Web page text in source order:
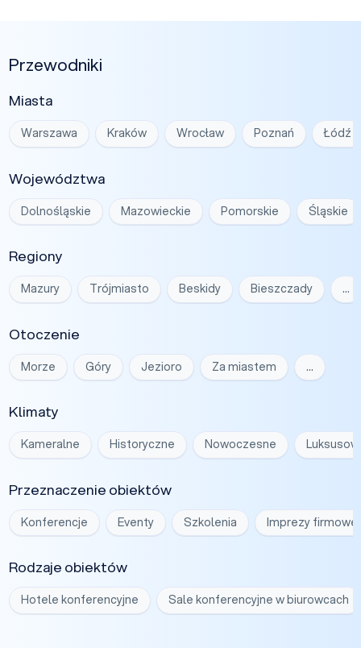
Przewodniki
Miasta
Warszawa Kraków Wrocław Poznań Łódź
Województwa
Dolnośląskie Mazowieckie Pomorskie Śląskie
Regiony
Mazury Trójmiasto Beskidy Bieszczady …
Otoczenie
Morze Góry Jezioro Za miastem …
Klimaty
Kameralne Historyczne Nowoczesne
Przeznaczenie obiektów
Konferencje Eventy Szkolenia Imprezy firmowe
Rodzaje obiektów
Hotele konferencyjne Sale konferencyjne w biurowcach